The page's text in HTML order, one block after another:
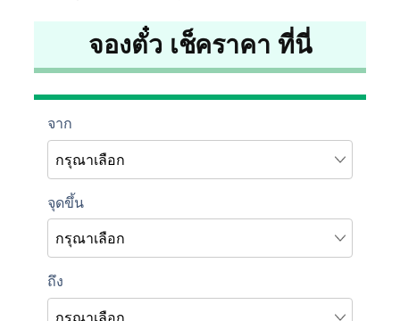
จองตั๋ว เช็คราคา ที่นี่